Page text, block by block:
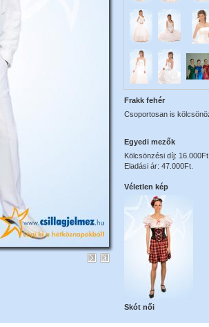
Frakk fehér
Csoportosan is
Egyedi mezők
Kölcsönzési díj: 16.000Ft.
Eladási ár: 47.000Ft.
Véletlen kép
Skót női